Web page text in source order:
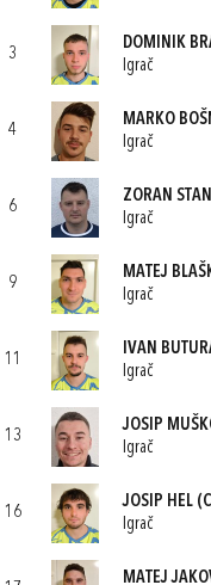
3
DOMINIK
Igrač
4
MARKO
Igrač
6
ZORAN
Igrač
9
MATEJ
Igrač
11
IVAN
Igrač
13
JOSIP
Igrač
16
JOSIP HEL
Igrač
MATEJ